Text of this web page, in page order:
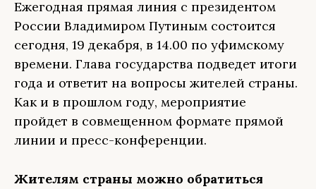
Ежегодная прямая линия с президентом
России Владимиром Путиным состоится
сегодня, 19 декабря, в 14.00 по уфимскому
времени. Глава государства подведет итоги
года и ответит на вопросы жителей страны.
Как и в прошлом году, мероприятие
пройдет в совмещенном формате прямой
линии и пресс-конференции.
Жителям страны можно обратиться